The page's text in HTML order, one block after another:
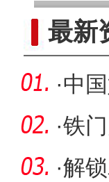
最新
·中
阿拉
·铁
培训
·解